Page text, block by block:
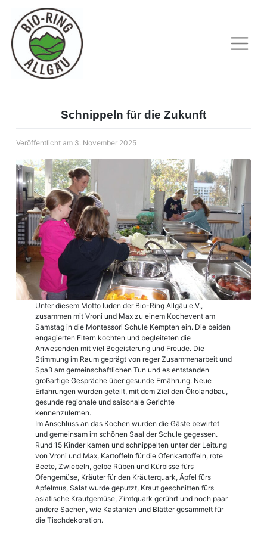
content
Schnippeln für die Zukunft
Veröffentlicht am 3. November 2025
Unter diesem Motto luden der Bio-Ring Allgäu e.V.,
zusammen mit Vroni und Max zu einem Kochevent am
Samstag in die Montessori Schule Kempten ein. Die beiden
engagierten Eltern kochten und begleiteten die
Anwesenden mit viel Begeisterung und Freude. Die
Stimmung im Raum geprägt von reger Zusammenarbeit und
Spaß am gemeinschaftlichen Tun und es entstanden
großartige Gespräche über gesunde Ernährung. Neue
Erfahrungen wurden geteilt, mit dem Ziel den Ökolandbau,
gesunde regionale und saisonale Gerichte
kennenzulernen.
Im Anschluss an das Kochen wurden die Gäste bewirtet
und gemeinsam im schönen Saal der Schule gegessen.
Rund 15 Kinder kamen und schnippelten unter der Leitung
von Vroni und Max, Kartoffeln für die Ofenkartoffeln, rote
Beete, Zwiebeln, gelbe Rüben und Kürbisse fürs
Ofengemüse, Kräuter für den Kräuterquark, Äpfel fürs
Apfelmus, Salat wurde geputzt, Kraut geschnitten fürs
asiatische Krautgemüse, Zimtquark gerührt und noch paar
andere Sachen, wie Kastanien und Blätter gesammelt für
die Tischdekoration.